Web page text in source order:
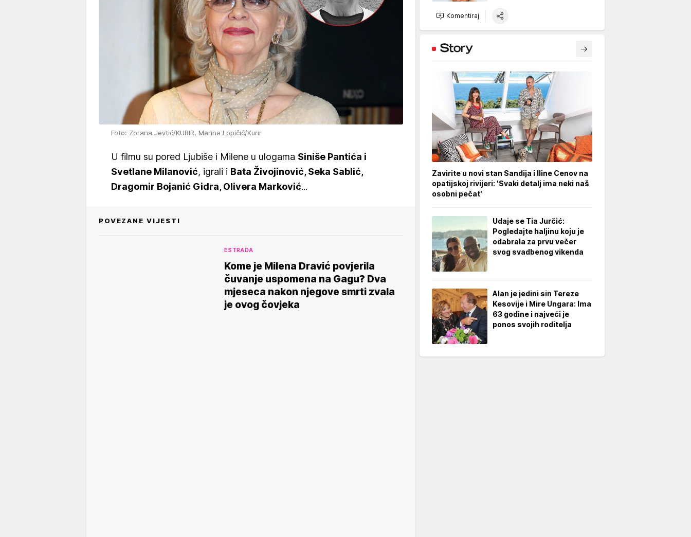
Foto: Zorana Jevtić/KURIR, Marina Lopičić/Kurir
U filmu su pored Ljubiše i Milene u ulogama Siniše Pantića i
Svetlane Milanović, igrali i Bata Živojinović, Seka Sablić,
Dragomir Bojanić Gidra, Olivera Marković...
POVEZANE VIJESTI
ESTRADA
Kome je Milena Dravić povjerila
čuvanje uspomena na Gagu? Dva
mjeseca nakon njegove smrti zvala
je ovog čovjeka
Komentiraj
Zavirite u novi stan Sandija i Iline Cenov na
opatijskoj rivijeri: 'Svaki detalj ima neki naš
osobni pečat'
Udaje se Tia Jurčić:
Pogledajte haljinu koju je
odabrala za prvu večer
svog svadbenog vikenda
Alan je jedini sin Tereze
Kesovije i Mire Ungara: Ima
63 godine i najveći je
ponos svojih roditelja